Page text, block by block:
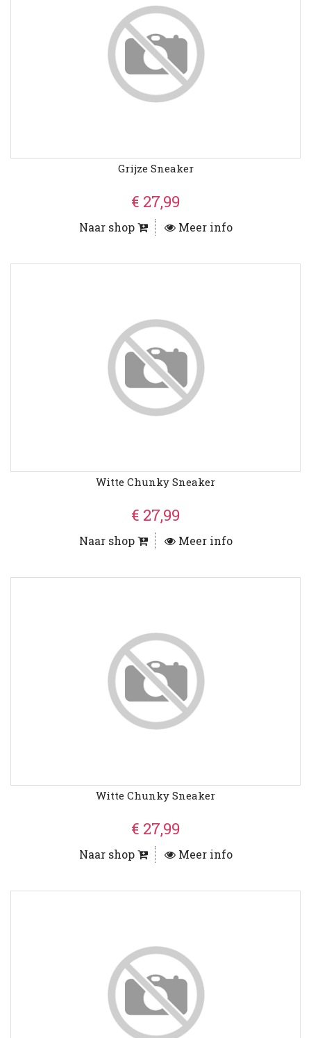
Grijze Sneaker
€ 27,99
Naar shop Meer info
Witte Chunky Sneaker
€ 27,99
Naar shop Meer info
Witte Chunky Sneaker
€ 27,99
Naar shop Meer info